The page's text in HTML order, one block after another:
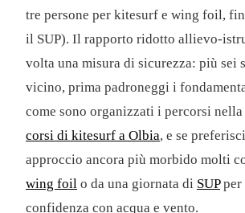
tre persone per kitesurf e wing foil,
il SUP). Il rapporto ridotto allievo-
volta una misura di sicurezza: più sei
vicino, prima padroneggi i
come sono organizzati i percorsi
corsi di kitesurf a Olbia, e se
approccio ancora più morbido molti
wing foil o da una giornata di SUPper
confidenza con acqua e vento.